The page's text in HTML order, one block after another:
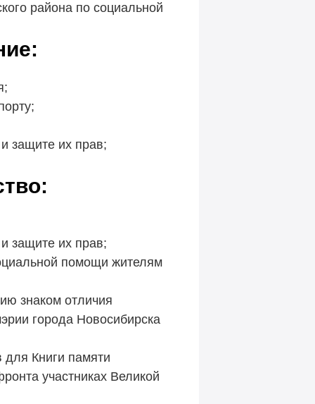
района по социальной
защите их прав;
защите их прав;
помощи жителям
знаком отличия
города Новосибирска
для Книги памяти
участниках Великой